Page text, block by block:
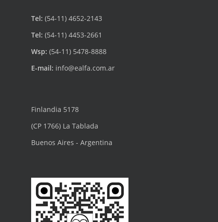
Tel: (54-11) 4652-2143
Tel: (54-11) 4453-2661
Wsp: (54-11) 5478-8888
E-mail: info@ealfa.com.ar
Finlandia 5178
(CP 1766) La Tablada
Buenos Aires - Argentina